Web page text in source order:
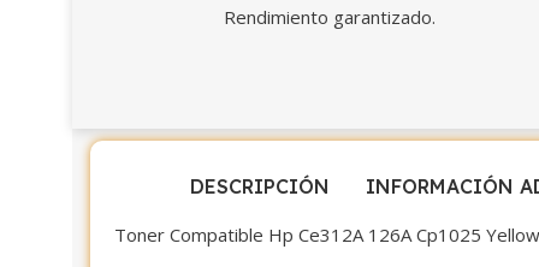
Rendimiento garantizado.
DESCRIPCIÓN
INFORMACIÓN
Toner Compatible Hp Ce312A 126A Cp1025